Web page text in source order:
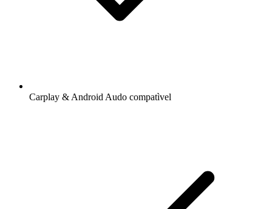
Carplay & Android Audo compatìvel